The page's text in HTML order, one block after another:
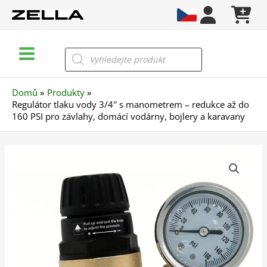
Menu
Products
search
Domů
Produkty
Regulátor tlaku vody 3/4″ s manometrem – redukce až do
160 PSI pro závlahy, domácí vodárny, bojlery a karavany
manometrem